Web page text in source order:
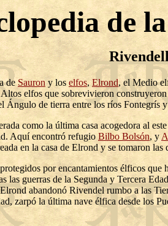
de
deSauron y los elfos,Elrond, el Medio
elfos que sobrevivieron
Ángulo de tierra entre los ríos Fontegrís
como la última casa acogedora al
Aquí encontró refugioBilbo Bolsón, y
en la casa de Elrond y se tomaron las
por encantamientos élficos que
las guerras de la Segunda y Tercera
abandonó Rivendel rumbo a las
zarpó la última nave élfica desde los